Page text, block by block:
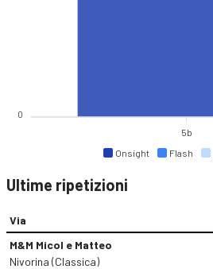
Onsight Flash
0
5b
Ultime ripetizioni
Via
M&M Micol e Matteo
Nivorina (Classica)